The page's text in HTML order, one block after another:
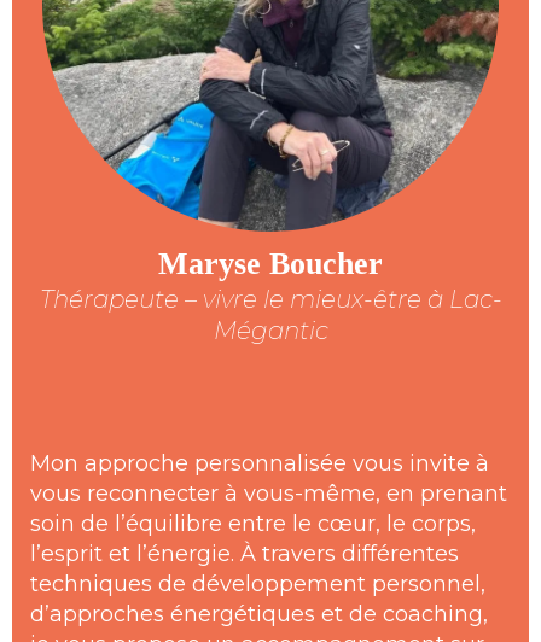
Maryse Boucher
Thérapeute – vivre le mieux-être à Lac-
Mégantic
Mon approche personnalisée vous invite à
vous reconnecter à vous-même, en prenant
soin de l’équilibre entre le cœur, le corps,
l’esprit et l’énergie. À travers différentes
techniques de développement personnel,
d’approches énergétiques et de coaching,